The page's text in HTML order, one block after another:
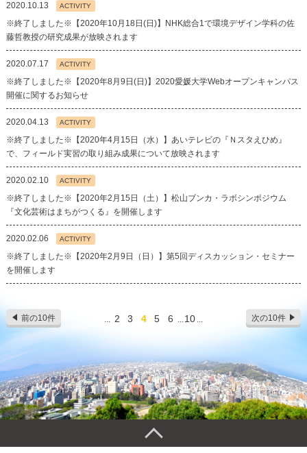
2020.10.13 ACTIVITY
※終了しました※【2020年10月18日(日)】NHK総合1で環境デザイン学科の佐
藤哲教授の研究成果が放映されます
2020.07.17 ACTIVITY
※終了しました※【2020年8月9日(日)】2020愛媛大学Webオープンキャンパス
開催に関するお知らせ
2020.04.13 ACTIVITY
※終了しました※【2020年4月15日（水）】あいテレビの『Ｎスタえひめ』
で、フィールド実習の取り組み成果について放映されます
2020.02.10 ACTIVITY
※終了しました※【2020年2月15日（土）】松山ブンカ・ラボシンポジウム
『文化芸術はまちがつくる』を開催します
2020.02.06 ACTIVITY
※終了しました※【2020年2月9日（日）】第5回ディスカッション・セミナー
を開催します
前の10件 ... 2 3 4 5 6 ...10 ... 次の10件